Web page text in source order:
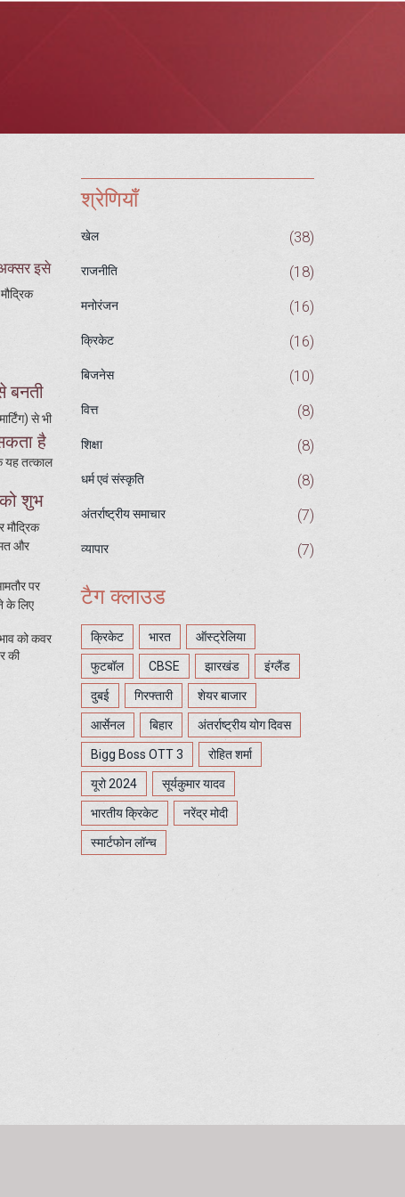
इसे
बनती
से भी
है
यह तत्काल
को शुभ
मौद्रिक
और
पर
के लिए
को कवर
की
श्रेणियाँ
खेल (38)
राजनीति (18)
मनोरंजन (16)
क्रिकेट (16)
बिजनेस (10)
वित्त (8)
शिक्षा (8)
धर्म एवं संस्कृति (8)
अंतर्राष्ट्रीय समाचार (7)
व्यापार (7)
टैग क्लाउड
क्रिकेट भारत ऑस्ट्रेलिया
फुटबॉल CBSE झारखंड इंग्लैंड
दुबई गिरफ्तारी शेयर बाजार
आर्सेनल बिहार अंतर्राष्ट्रीय योग दिवस
Bigg Boss OTT 3 रोहित शर्मा
यूरो 2024 सूर्यकुमार यादव
भारतीय क्रिकेट नरेंद्र मोदी
स्मार्टफोन लॉन्च